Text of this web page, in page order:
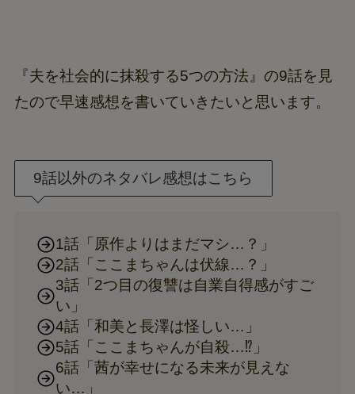
『夫を社会的に抹殺する5つの方法』の9話を見
たので早速感想を書いていきたいと思います。
9話以外のネタバレ感想はこちら
1話「原作よりはまだマシ…？」
2話「ここまちゃんは伏線…？」
3話「2つ目の復讐は自業自得感がすご
い」
4話「和美と長澤は怪しい…」
5話「ここまちゃんが自殺…⁉」
6話「茜が幸せになる未来が見えな
い…」